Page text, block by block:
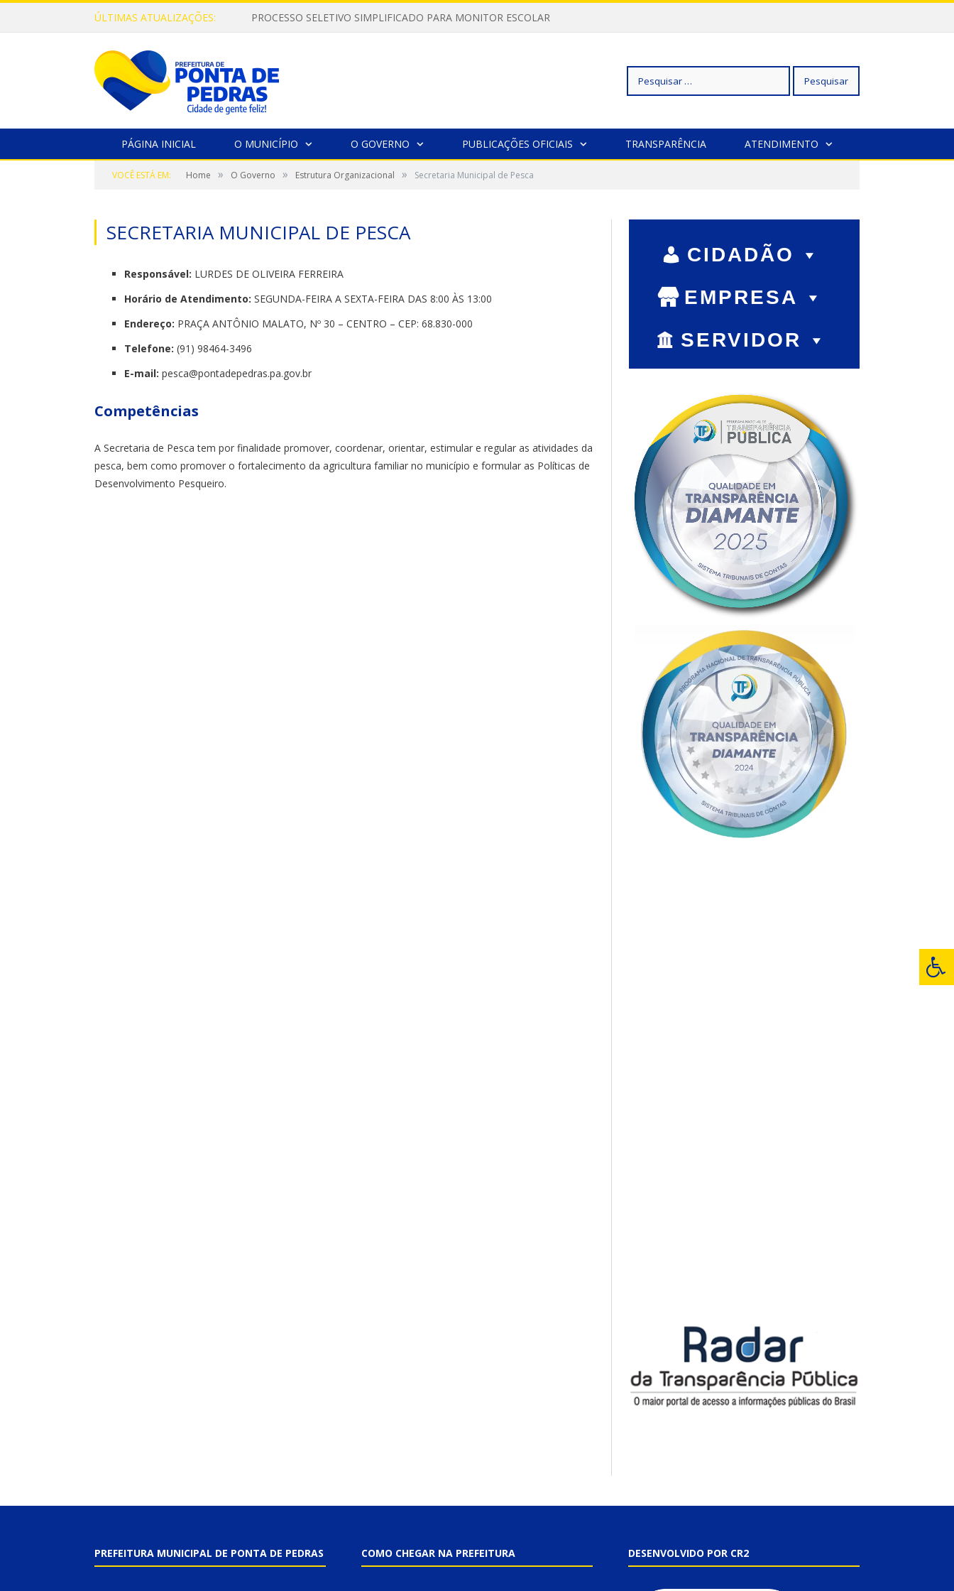
ÚLTIMAS ATUALIZAÇÕES: PROCESSO SELETIVO SIMPLIFICADO PARA MONITOR ESCOLAR
Pesquisar
PÁGINA INICIAL O MUNICÍPIO O GOVERNO PUBLICAÇÕES OFICIAIS TRANSPARÊNCIA ATENDIMENTO
VOCÊ ESTÁ EM: Home » O Governo » Estrutura Organizacional » Secretaria Municipal de Pesca
SECRETARIA MUNICIPAL DE PESCA
Responsável: LURDES DE OLIVEIRA FERREIRA
Horário de Atendimento: SEGUNDA-FEIRA A SEXTA-FEIRA DAS 8:00 ÀS 13:00
Endereço: PRAÇA ANTÔNIO MALATO, Nº 30 – CENTRO – CEP: 68.830-000
Telefone: (91) 98464-3496
E-mail: pesca@pontadepedras.pa.gov.br
Competências
A Secretaria de Pesca tem por finalidade promover, coordenar, orientar, estimular e regular as atividades da
pesca, bem como promover o fortalecimento da agricultura familiar no município e formular as Políticas de
Desenvolvimento Pesqueiro.
CIDADÃO
EMPRESA
SERVIDOR
PREFEITURA MUNICIPAL DE PONTA DE PEDRAS COMO CHEGAR NA PREFEITURA DESENVOLVIDO POR CR2